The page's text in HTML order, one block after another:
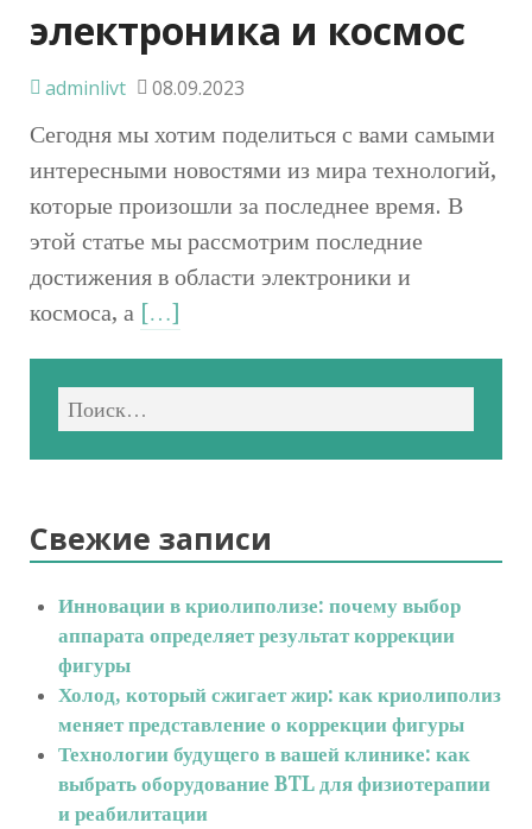
электроника и космос
adminlivt 08.09.2023
Сегодня мы хотим поделиться с вами самыми
интересными новостями из мира технологий,
которые произошли за последнее время. В
этой статье мы рассмотрим последние
достижения в области электроники и
космоса, а […]
Свежие записи
Инновации в криолиполизе: почему выбор
аппарата определяет результат коррекции
фигуры
Холод, который сжигает жир: как криолиполиз
меняет представление о коррекции фигуры
Технологии будущего в вашей клинике: как
выбрать оборудование BTL для физиотерапии
и реабилитации